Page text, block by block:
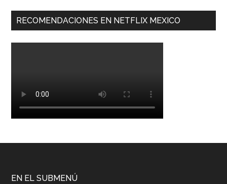
RECOMENDACIONES EN NETFLIX MEXICO
EN EL SUBMENÚ